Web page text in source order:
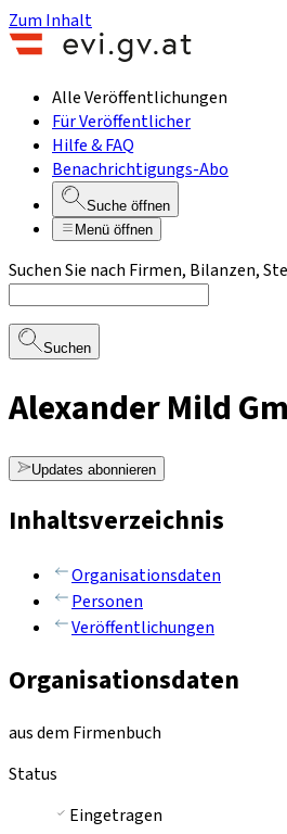
Zum Inhalt
Alle Veröffentlichungen
Für Veröffentlicher
Hilfe & FAQ
Benachrichtigungs-Abo
Suche öffnen
Menü öffnen
Suchen Sie nach Firmen, Bilanzen,
Suchen
Alexander Mild
Updates abonnieren
Inhaltsverzeichnis
Organisationsdaten
Personen
Veröffentlichungen
Organisationsdaten
aus dem Firmenbuch
Status
Eingetragen